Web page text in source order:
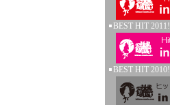
BEST HIT 2011!
BEST HIT 2010!